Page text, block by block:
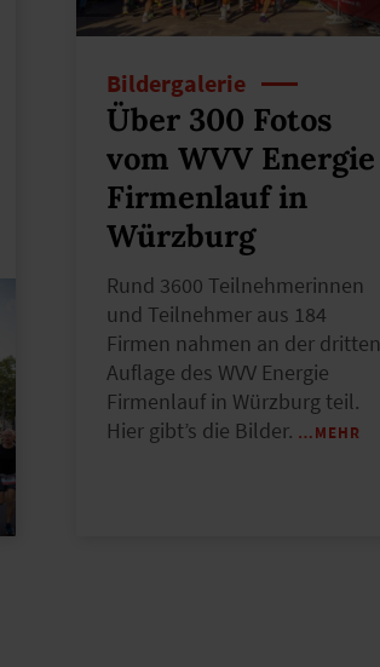
Bildergalerie
Über 300 Fotos
vom WVV Energie
Firmenlauf in
Würzburg
Rund 3600 Teilnehmerinnen
und Teilnehmer aus 184
Firmen nahmen an der dritten
Auflage des WVV Energie
Firmenlauf in Würzburg teil.
Hier gibt’s die Bilder. …MEHR